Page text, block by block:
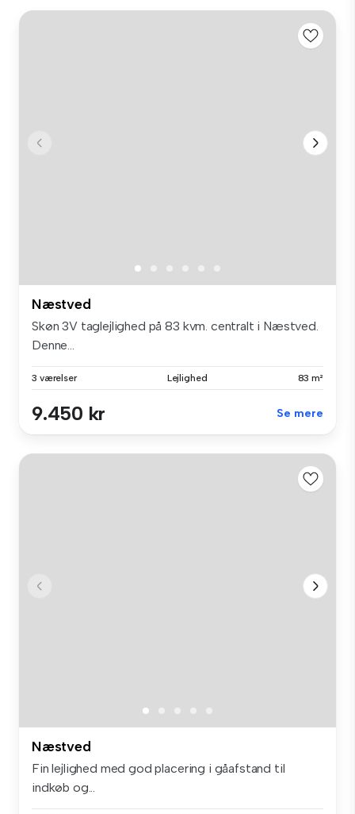
Næstved
Skøn 3V taglejlighed på 83 kvm. centralt i Næstved.
Denne...
3 værelser Lejlighed 83 m²
9.450 kr Se mere
Næstved
Fin lejlighed med god placering i gåafstand til
indkøb og...